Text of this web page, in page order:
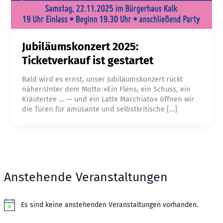
Jubiläumskonzert 2025:
Ticketverkauf ist gestartet
Bald wird es ernst, unser Jubiläumskonzert rückt
näher:Unter dem Motto »Ein Flens, ein Schuss, ein
Kräutertee … — und ein Latte Macchiato« öffnen wir
die Türen für amüsante und selbstkritische […]
Anstehende Veranstaltungen
N
Es sind keine anstehenden Veranstaltungen vorhanden.